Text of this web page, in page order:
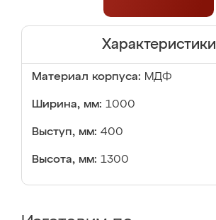
Характеристики
Материал корпуса: МДФ
Ширина, мм: 1000
Выступ, мм: 400
Высота, мм: 1300